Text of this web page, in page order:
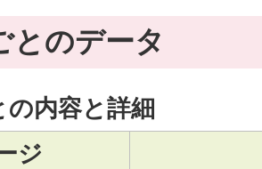
とのデータ
内容と詳細
ジ